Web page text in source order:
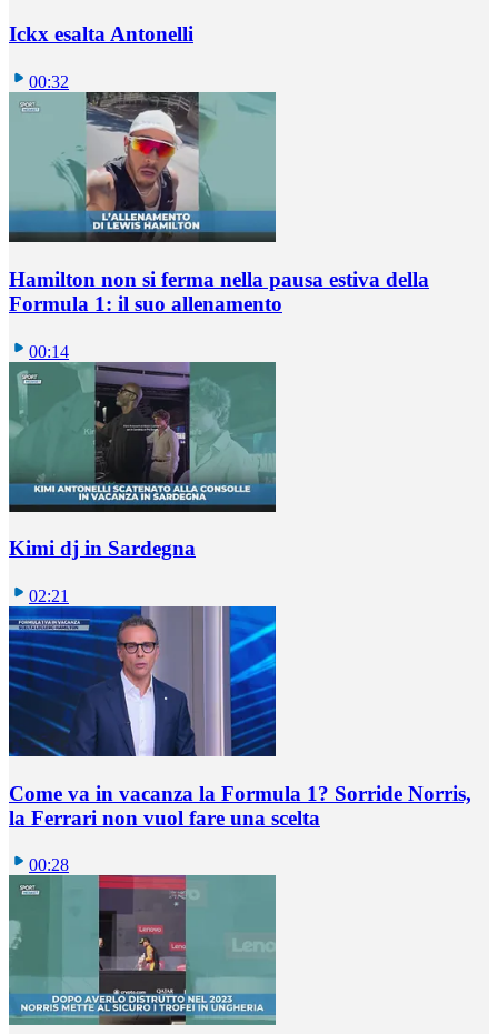
Ickx esalta Antonelli
00:32
Hamilton non si ferma nella pausa estiva della
Formula 1: il suo allenamento
00:14
Kimi dj in Sardegna
02:21
Come va in vacanza la Formula 1? Sorride Norris,
la Ferrari non vuol fare una scelta
00:28